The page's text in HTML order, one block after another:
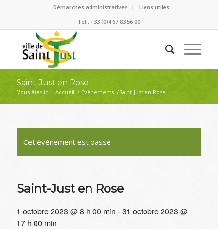
Démarches administratives
Liens utiles
Tél.: +33 (0)4 67 83 56 00
Saint-Just en Rose
Vous êtes ici : Accueil / Évènements /Saint-Just en Rose
Cet évènement est passé
Saint-Just en Rose
1 octobre 2023 @ 8 h 00 min -31 octobre 2023 @
17 h 00 min